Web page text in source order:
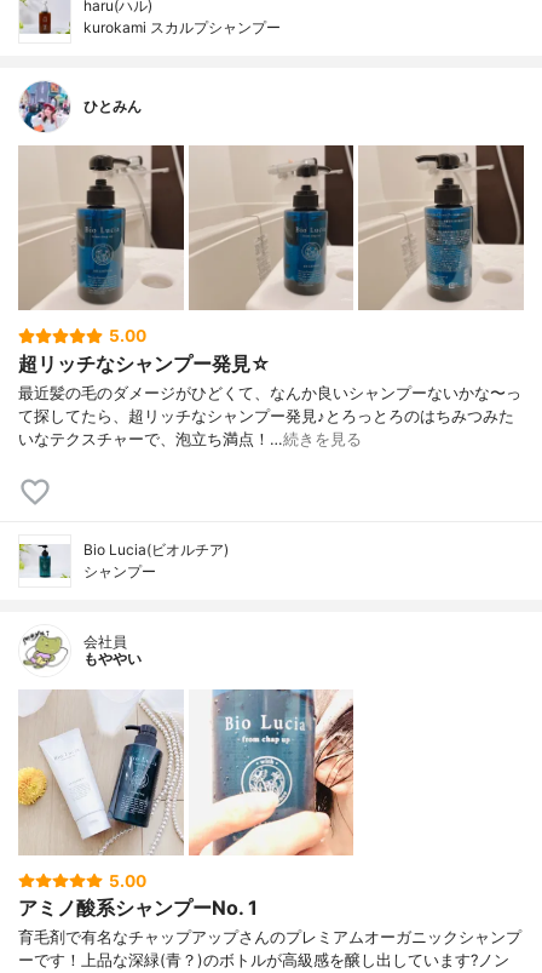
haru(ハル)
kurokami スカルプシャンプー
ひとみん
5.00
超リッチなシャンプー発見☆
最近髪の毛のダメージがひどくて、なんか良いシャンプーないかな〜っ
て探してたら、超リッチなシャンプー発見♪とろっとろのはちみつみた
いなテクスチャーで、泡立ち満点！…続きを見る
Bio Lucia(ビオルチア)
シャンプー
会社員
もややい
5.00
アミノ酸系シャンプーNo. 1
育毛剤で有名なチャップアップさんのプレミアムオーガニックシャンプ
ーです！上品な深緑(青？)のボトルが高級感を醸し出しています?ノン